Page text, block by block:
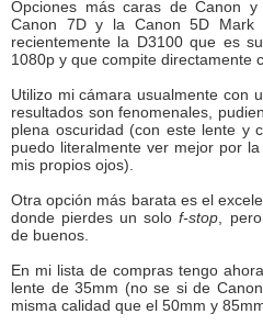
Opciones más caras de Canon
Canon 7D y la Canon 5D
recientemente la D3100 que es
1080p y que compite directamente
Utilizo mi cámara usualmente con
resultados son fenomenales,
plena oscuridad (con este lente y
puedo literalmente ver mejor por
mis propios ojos).
Otra opción más barata es el
donde pierdes un solof-stop ,
de buenos.
En mi lista de compras tengo
lente de 35mm (no se si de
misma calidad que el 50mm y